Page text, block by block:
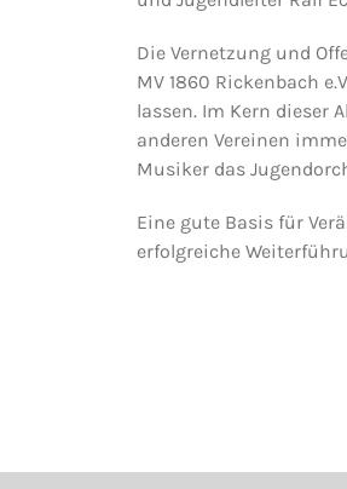
Die Vernetzung und
MV 1860 Rickenbach
lassen. Im Kern dieser
anderen Vereinen
Musiker das
Eine gute Basis für
erfolgreiche